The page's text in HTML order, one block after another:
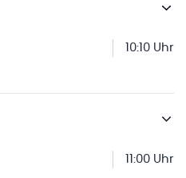
10:10 Uhr
11:00 Uhr